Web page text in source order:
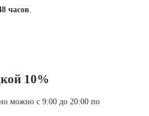
часов
10%
можно с 9:00 до 20:00 по